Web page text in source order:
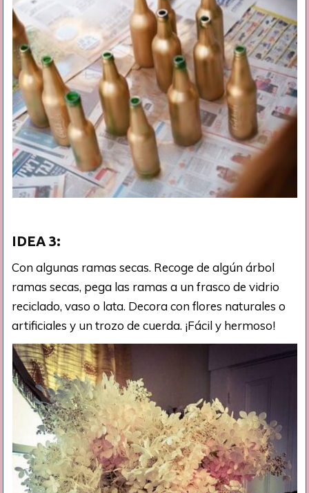
IDEA 3:
Con algunas ramas secas. Recoge de algún árbol
ramas secas, pega las ramas a un frasco de vidrio
reciclado, vaso o lata. Decora con flores naturales o
artificiales y un trozo de cuerda. ¡Fácil y hermoso!